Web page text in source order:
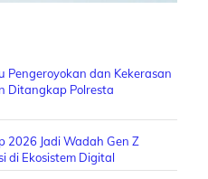
Pengeroyokan dan Kekerasan
Ditangkap Polresta
2026 Jadi Wadah Gen Z
di Ekosistem Digital